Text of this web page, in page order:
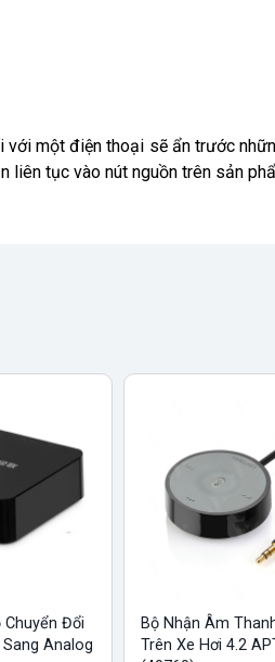
một điện thoại sẽ ẩn trước
liên tục vào nút nguồn trên sản
Chuyển Đổi
Analog
Bộ Nhận Âm
Trên Xe Hơi 4.2